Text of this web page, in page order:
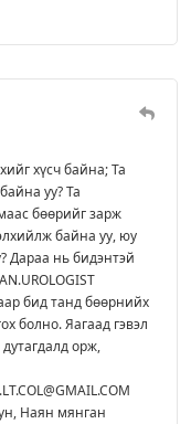
хүсч байна; Та
уу? Та
бөөрийг зарж
байна уу, юу
Дараа нь бидэнтэй
бид танд бөөрнийх
болно. Яагаад гэвэл
орж,
Наян мянган